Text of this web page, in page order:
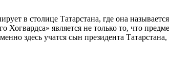
в столице Татарстана, где она
является не только то, что
здесь учатся сын президента